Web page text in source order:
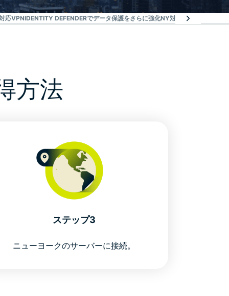
応VPNIDENTITY DEFENDERでデータ保護をさらに強化NY対応VPNのよくある
方法
ステップ3
ニューヨークのサーバーに接続。